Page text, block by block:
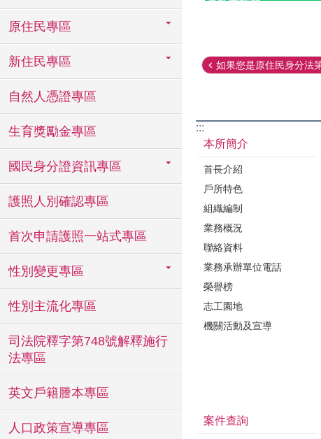
原住民專區
新住民專區
自然人憑證專區
生育獎勵金專區
國民身分證資訊專區
護照人別確認專區
首次申請護照一站式專區
性別變更專區
性別主流化專區
司法院釋字第748號解釋施行
法專區
英文戶籍謄本專區
人口政策宣導專區
如果您是原住民身分法
:::
本所簡介
首長介紹
戶所特色
組織編制
業務概況
聯絡資料
業務承辦單位電話
榮譽榜
志工園地
機關活動及宣導
案件查詢